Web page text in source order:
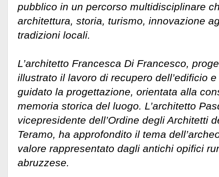
pubblico in un percorso multidisciplinare
architettura, storia, turismo, innovazione
tradizioni locali.
L’architetto Francesca Di Francesco,
illustrato il lavoro di recupero dell’edificio
guidato la progettazione, orientata alla
memoria storica del luogo. L’architetto
vicepresidente dell’Ordine degli Architetti
Teramo, ha approfondito il tema
valore rappresentato dagli antichi opifici
abruzzese.